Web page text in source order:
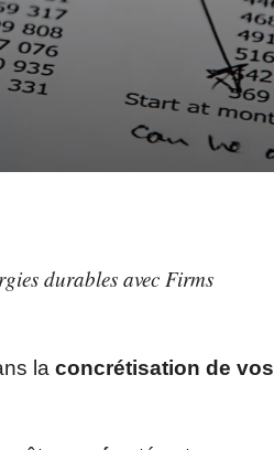
durables avec Firms
la concrétisation de vos